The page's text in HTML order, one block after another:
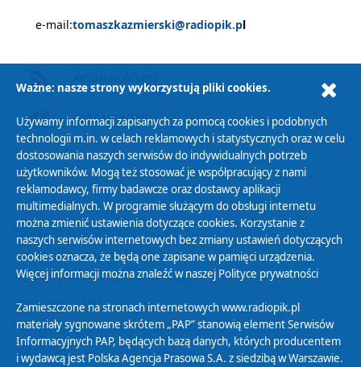
e-mail:tomaszkazmierski@radiopik.pl
PODCAST AUDIO
Polityka Prywatności
Zasady korzystania z Serwisu
Organizacje Pożytku Publicznego
Cyfryzacja DAB+
Polityka ochrony danych osobowych
Abonament
Ważne: nasze strony wykorzystują pliki cookies.
Używamy informacji zapisanych za pomocą cookies i podobnych
technologii m.in. w celach reklamowych i statystycznych oraz w celu
dostosowania naszych serwisów do indywidualnych potrzeb
użytkowników. Mogą też stosować je współpracujący z nami
reklamodawcy, firmy badawcze oraz dostawcy aplikacji
multimedialnych. W programie służącym do obsługi internetu
można zmienić ustawienia dotyczące cookies. Korzystanie z
naszych serwisów internetowych bez zmiany ustawień dotyczących
cookies oznacza, że będą one zapisane w pamięci urządzenia.
Więcej informacji można znaleźć w naszej Polityce prywatności
Zamieszczone na stronach internetowych www.radiopik.pl
materiały sygnowane skrótem „PAP” stanowią element Serwisów
Informacyjnych PAP, będących bazą danych, których producentem
i wydawcą jest Polska Agencja Prasowa S.A. z siedzibą w Warszawie.